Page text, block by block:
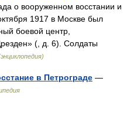
о вооруженном восстании и
1917 в Москве был
боевой центр,
(, д. 6). Солдаты
в Петрограде —